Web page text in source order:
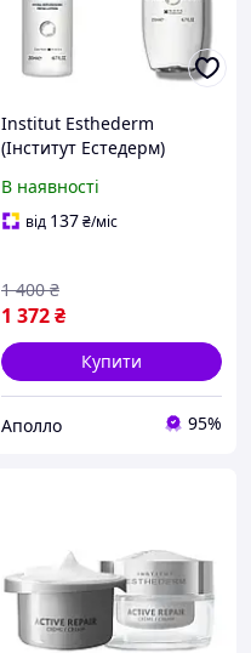
Institut Esthederm
(Інститут Естедерм)
заспокійливий лосьйон
CALMING REHYDRATION
В наявності
від 137₴/міс
1 372₴
1 400 ₴
Купити
Аполло 95%